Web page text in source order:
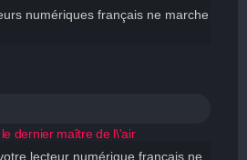
numériques français ne marche
dernier maître de l\'air
lecteur numérique français ne